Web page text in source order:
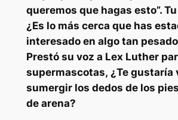
queremos que hagas esto”.
¿Es lo más cerca que has
interesado en algo tan
Prestó su voz a Lex Luther
supermascotas, ¿Te gustaría
sumergir los dedos de los
de arena?